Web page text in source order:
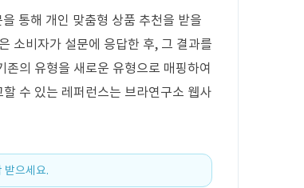
통해 개인 맞춤형 상품 추천을 받을
소비자가 설문에 응답한 후, 그 결과를
의 유형을 새로운 유형으로 매핑하여
수 있는 레퍼런스는 브라연구소 웹사
받으세요.